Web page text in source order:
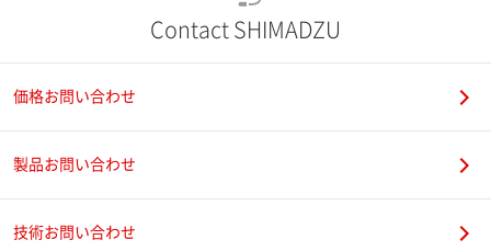
Contact SHIMADZU
価格お問い合わせ
製品お問い合わせ
技術お問い合わせ